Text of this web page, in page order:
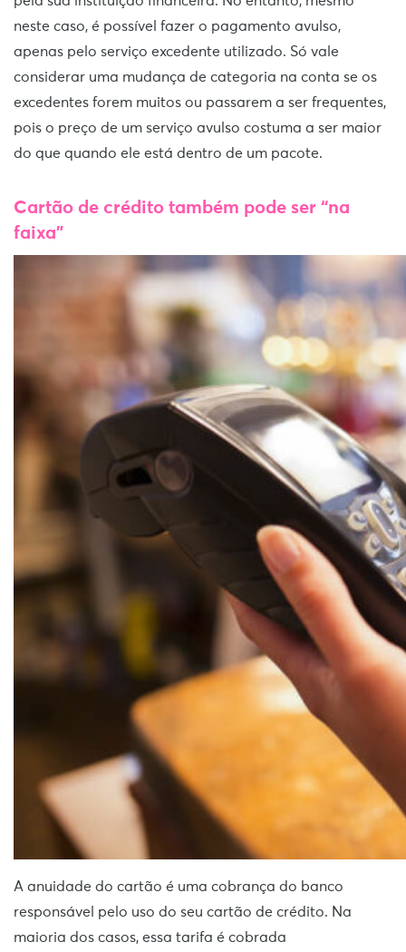
neste caso, é possível fazer o pagamento avulso,
apenas pelo serviço excedente utilizado. Só vale
considerar uma mudança de categoria na conta se os
excedentes forem muitos ou passarem a ser frequentes,
pois o preço de um serviço avulso costuma a ser maior
do que quando ele está dentro de um pacote.
Cartão de crédito também pode ser “na
faixa”
A anuidade do cartão é uma cobrança do banco
responsável pelo uso do seu cartão de crédito. Na
maioria dos casos, essa tarifa é cobrada